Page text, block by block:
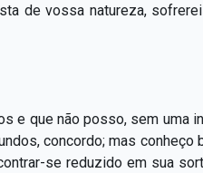
de vossa natureza,
e que não posso, sem uma
concordo; mas conheço
se reduzido em sua